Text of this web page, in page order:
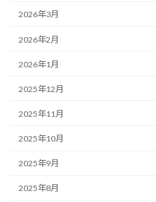
2026年3月
2026年2月
2026年1月
2025年12月
2025年11月
2025年10月
2025年9月
2025年8月